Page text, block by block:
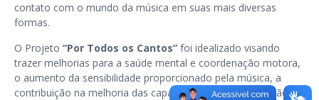
contato com o mundo da música em suas mais diversas
formas.
O Projeto “Por Todos os Cantos” foi idealizado visando
trazer melhorias para a saúde mental e coordenação motora,
o aumento da sensibilidade proporcionado pela música, a
contribuição na melhoria das capacidades de concentração e